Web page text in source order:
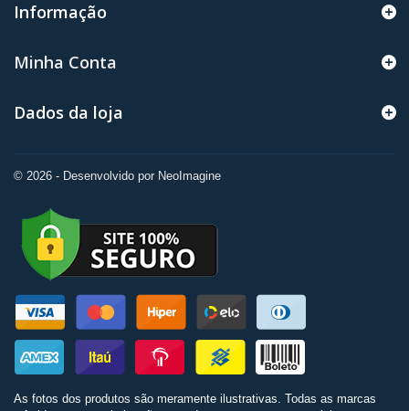
Informação
© 2026 - Desenvolvido por NeoImagine
Minha Conta
Dados da loja
As fotos dos produtos são meramente ilustrativas. Todas as marcas